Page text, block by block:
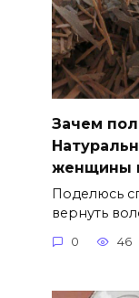
Зачем
женщины
Поделюсь
вернуть
0 46